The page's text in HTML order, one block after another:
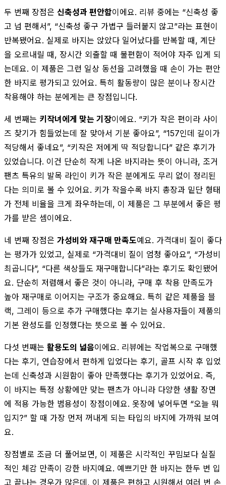
두 번째 장점은 신축성과 편안함이에요. 리뷰 중에는 “신축성 좋
고 넘 편해서”, “신축성 좋구 가볍구 들러붙지 않고”라는 표현이
반복됐어요. 실제로 바지는 앉았다 일어났다를 반복할 때, 계단
을 오르내릴 때, 장시간 외출할 때 불편함이 적어야 자주 입게 되
는데요. 이 제품은 그런 일상 동선을 고려했을 때 손이 가는 편안
한 바지로 평가되고 있어요. 특히 활동량이 많은 분이나 장시간
착용해야 하는 분에게는 큰 장점입니다.
세 번째는 키작녀에게 맞는 기장이에요. “키가 작은 편이라 사이
즈 찾기가 힘들었는데 잘 맞아서 기분 좋아요”, “157인데 길이가
적당해서 좋네요”, “키작은 저에게 딱 적당합니다” 같은 후기가
있었습니다. 이건 단순히 작게 나온 바지라는 뜻이 아니라, 조거
팬츠 특유의 발목 라인이 키가 작은 분에게도 무리 없이 정리된
다는 의미로 볼 수 있어요. 키가 작을수록 바지 총장과 밑단 형태
가 전체 비율을 크게 좌우하는데, 이 제품은 그 부분에서 좋은 평
가를 받은 셈이에요.
네 번째 장점은 가성비와 재구매 만족도예요. 가격대비 질이 좋다
는 평가가 있었고, 실제로 “가격대비 질이 엄청 좋아요”, “가성비
최곱니다”, “다른 색상들도 재구매합니다”라는 후기도 확인됐어
요. 단순히 저렴해서 좋은 것이 아니라, 구매 후 착용 만족도가
높아 재구매로 이어지는 구조가 중요해요. 특히 같은 제품을 블
랙, 그레이 등으로 추가 구매했다는 후기는 실사용자들이 제품의
기본 완성도를 인정했다는 뜻으로 볼 수 있어요.
다섯 번째는 활용도의 넓음이에요. 리뷰에는 작업복으로 구매했
다는 후기, 연습장에서 편하게 입었다는 후기, 골프 시작 후 입었
는데 신축성과 시원함이 좋아 만족했다는 후기가 있었어요. 즉,
이 바지는 특정 상황에만 맞는 팬츠가 아니라 다양한 생활 장면
에 적용 가능한 범용성이 장점이에요. 옷장에 넣어두면 “오늘 뭐
입지?” 할 때 가장 먼저 꺼내게 되는 타입의 바지에 가까워 보여
요.
장점별로 조금 더 풀어보면, 이 제품은 시각적인 꾸밈보다 실질
적인 체감 만족이 강한 바지예요. 예쁘기만 한 바지는 한두 번 입
고 끝나는 경우가 많은데, 이 제품은 편하고 시원해서 여러 번 손